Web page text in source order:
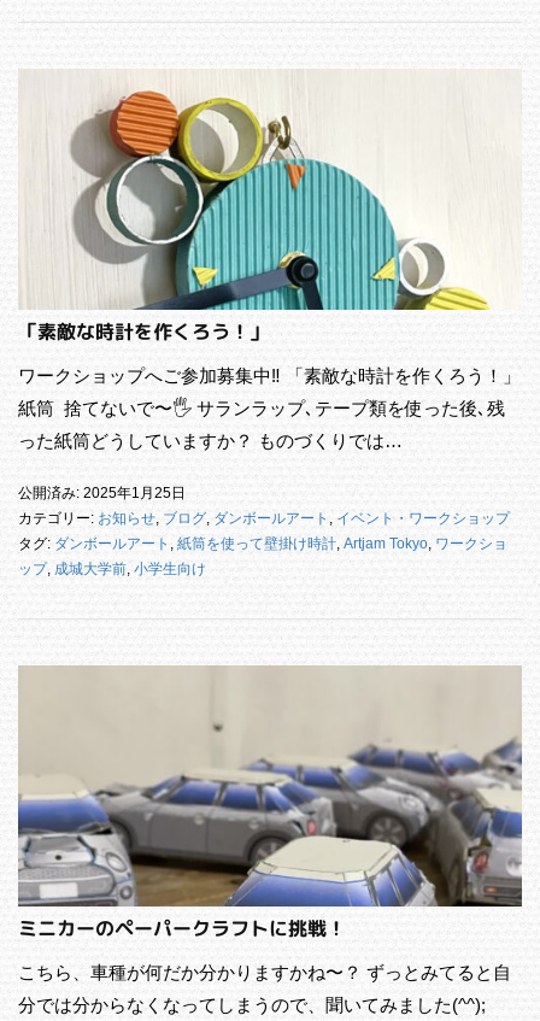
「素敵な時計を作くろう！」
ワークショップへご参加募集中‼︎ 「素敵な時計を作くろう！」
紙筒 捨てないで〜🖐️ サランラップ､テープ類を使った後､残
った紙筒どうしていますか？ ものづくりでは…
公開済み: 2025年1月25日
カテゴリー: お知らせ, ブログ, ダンボールアート , イベント・ワークショップ
タグ: ダンボールアート , 紙筒を使って壁掛け時計, Artjam Tokyo, ワークショ
ップ, 成城大学前, 小学生向け
ミニカーのペーパークラフトに挑戦！
こちら、車種が何だか分かりますかね〜？ ずっとみてると自
分では分からなくなってしまうので、聞いてみました(^^);